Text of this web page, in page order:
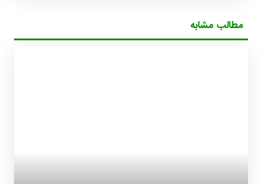
مطالب مشابه